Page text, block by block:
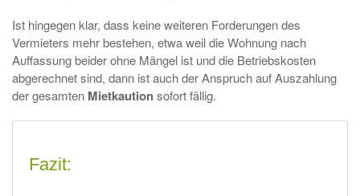
Ist hingegen klar, dass keine weiteren Forderungen des
Vermieters mehr bestehen, etwa weil die Wohnung nach
Auffassung beider ohne Mängel ist und die Betriebskosten
abgerechnet sind, dann ist auch der Anspruch auf Auszahlung
der gesamten Mietkautionsofort fällig.
Fazit: